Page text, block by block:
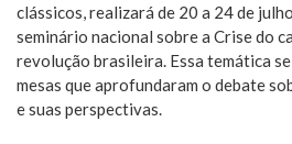
clássicos, realizará de 20 a 24 de
seminário nacional sobre a Crise do
revolução brasileira. Essa temática
mesas que aprofundaram o debate
e suas perspectivas.